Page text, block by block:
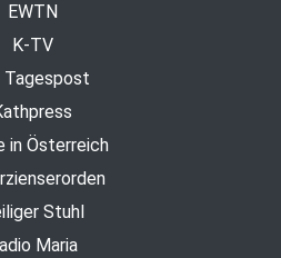
EWTN
K-TV
Tagespost
in Österreich
Stuhl
Maria